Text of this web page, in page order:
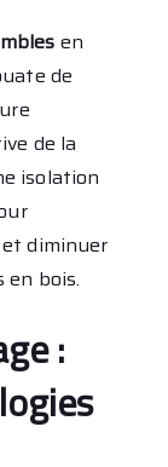
en
de
de la
isolation
diminuer
en bois.
: